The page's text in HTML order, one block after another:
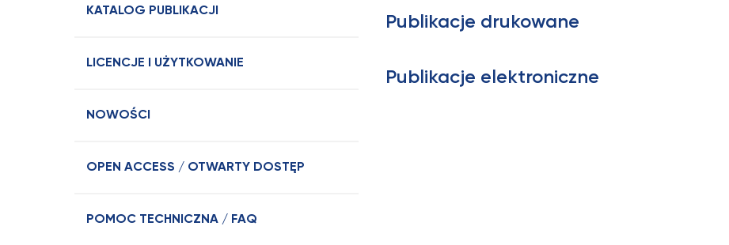
KATALOG PUBLIKACJI
LICENCJE I UŻYTKOWANIE
NOWOŚCI
OPEN ACCESS / OTWARTY DOSTĘP
POMOC TECHNICZNA / FAQ
Publikacje drukowane
Publikacje elektroniczne